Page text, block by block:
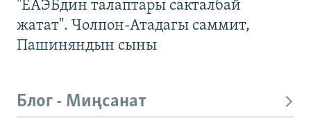
"ЕАЭБдин талаптары сакталбай
жатат". Чолпон-Атадагы саммит,
Пашиняндын сыны
Блог - Миңсанат